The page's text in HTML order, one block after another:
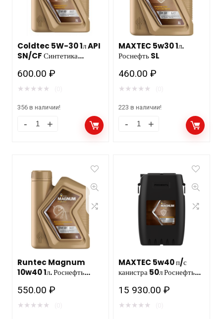
Coldtec 5W-30 1л API
SN/CF Синтетика
600.00₽
★ ★ ★ ★ ★
356 в наличии!
MAXTEC 5w30 1л.
Роснефть SL
460.00₽
★ ★ ★ ★ ★
223 в наличии!
Runtec Magnum
10w40 1л. Роснефть
550.00₽
★ ★ ★ ★ ★
MAXTEC 5w40 п/с
канистра 50л Роснефть
15 930.00₽
★ ★ ★ ★ ★